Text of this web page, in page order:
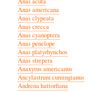
Anas americana
Anas clypeata
Anas crecca
Anas cyanoptera
Anas penelope
Anas platyrhynchos
Anas strepera
Anaxyrus americanus
Ancylastrum cumingianus
Andrena hattorfiana